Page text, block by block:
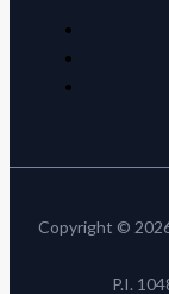
Copyright ©
P.I.